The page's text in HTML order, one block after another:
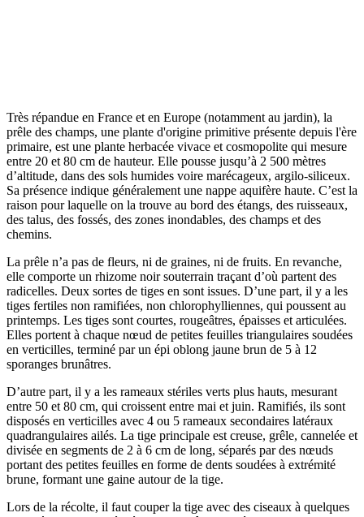
Très répandue en France et en Europe (notamment au jardin), la
prêle des champs, une plante d'origine primitive présente depuis l'ère
primaire, est une plante herbacée vivace et cosmopolite qui mesure
entre 20 et 80 cm de hauteur. Elle pousse jusqu’à 2 500 mètres
d’altitude, dans des sols humides voire marécageux, argilo-siliceux.
Sa présence indique généralement une nappe aquifère haute. C’est la
raison pour laquelle on la trouve au bord des étangs, des ruisseaux,
des talus, des fossés, des zones inondables, des champs et des
chemins.
La prêle n’a pas de fleurs, ni de graines, ni de fruits. En revanche,
elle comporte un rhizome noir souterrain traçant d’où partent des
radicelles. Deux sortes de tiges en sont issues. D’une part, il y a les
tiges fertiles non ramifiées, non chlorophylliennes, qui poussent au
printemps. Les tiges sont courtes, rougeâtres, épaisses et articulées.
Elles portent à chaque nœud de petites feuilles triangulaires soudées
en verticilles, terminé par un épi oblong jaune brun de 5 à 12
sporanges brunâtres.
D’autre part, il y a les rameaux stériles verts plus hauts, mesurant
entre 50 et 80 cm, qui croissent entre mai et juin. Ramifiés, ils sont
disposés en verticilles avec 4 ou 5 rameaux secondaires latéraux
quadrangulaires ailés. La tige principale est creuse, grêle, cannelée et
divisée en segments de 2 à 6 cm de long, séparés par des nœuds
portant des petites feuilles en forme de dents soudées à extrémité
brune, formant une gaine autour de la tige.
Lors de la récolte, il faut couper la tige avec des ciseaux à quelques